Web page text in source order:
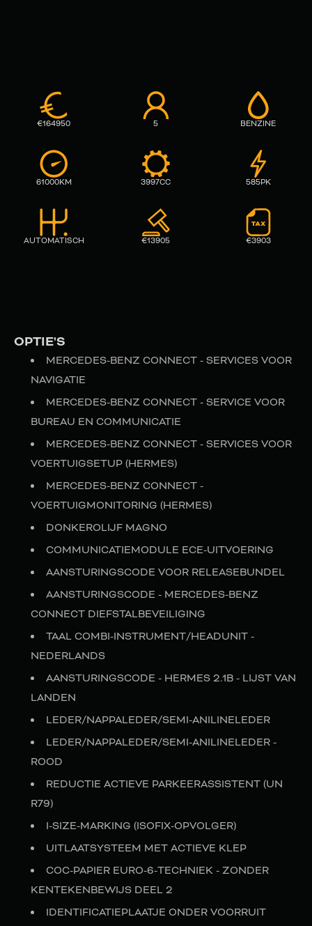
€164950 5 BENZINE
61000KM 3997CC 585PK
AUTOMATISCH €13905 €3903
OPTIE'S
MERCEDES-BENZ CONNECT - SERVICES VOOR
NAVIGATIE
MERCEDES-BENZ CONNECT - SERVICE VOOR
BUREAU EN COMMUNICATIE
MERCEDES-BENZ CONNECT - SERVICES VOOR
VOERTUIGSETUP (HERMES)
MERCEDES-BENZ CONNECT -
VOERTUIGMONITORING (HERMES)
DONKEROLIJF MAGNO
COMMUNICATIEMODULE ECE-UITVOERING
AANSTURINGSCODE VOOR RELEASEBUNDEL
AANSTURINGSCODE - MERCEDES-BENZ
CONNECT DIEFSTALBEVEILIGING
TAAL COMBI-INSTRUMENT/HEADUNIT -
NEDERLANDS
AANSTURINGSCODE - HERMES 2.1B - LIJST VAN
LANDEN
LEDER/NAPPALEDER/SEMI-ANILINELEDER
LEDER/NAPPALEDER/SEMI-ANILINELEDER -
ROOD
REDUCTIE ACTIEVE PARKEERASSISTENT (UN
R79)
I-SIZE-MARKING (ISOFIX-OPVOLGER)
UITLAATSYSTEEM MET ACTIEVE KLEP
COC-PAPIER EURO-6-TECHNIEK - ZONDER
KENTEKENBEWIJS DEEL 2
IDENTIFICATIEPLAATJE ONDER VOORRUIT